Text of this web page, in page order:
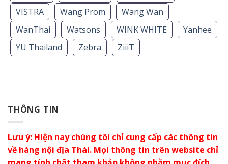
VISTRA
Wang Prom
Wang Wan
WanThai
Watsons WINK WHITE
Yanhee
YU Thailand
Zebra ZiiiT
THÔNG TIN
Lưu ý: Hiện nay chúng tôi chỉ cung cấp các thông tin
về hàng nội địa Thái. Mọi thông tin trên website chỉ